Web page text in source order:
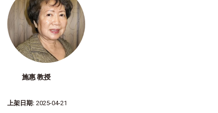
施惠 教授
上架日期: 2025-04-21